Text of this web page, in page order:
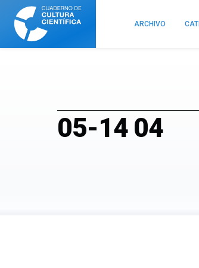
Cuaderno
Cultura
Científica
ARCHIVO
05-14 04